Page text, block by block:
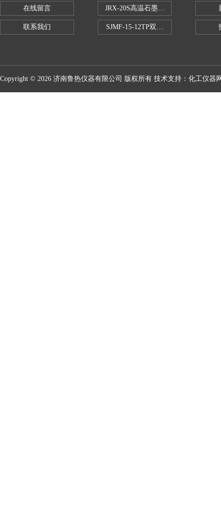
在线留言
联系我们
JRX-20S高温石墨消煮炉
SJMF-15-12TP双托盘自动升降炉
Copyright © 2026 济南鲁热仪器有限公司 版权所有 技术支持： 化工仪器